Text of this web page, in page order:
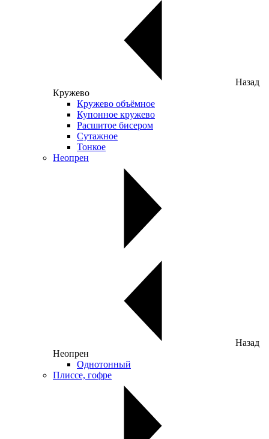
Назад
Кружево
Кружево объёмное
Купонное кружево
Расшитое бисером
Сутажное
Тонкое
Неопрен
Назад
Неопрен
Однотонный
Плиссе, гофре